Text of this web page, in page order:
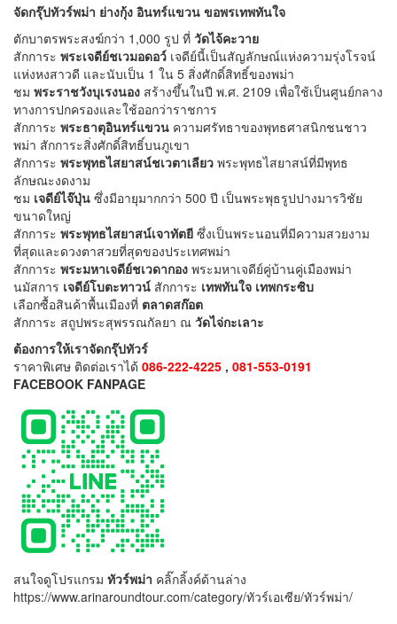
จัดกรุ๊ปทัวร์พม่า ย่างกุ้ง อินทร์แขวน ขอพรเทพทันใจ
ตักบาตรพระสงฆ์กว่า 1,000 รูป ที่ วัดไจ้คะวาย
สักการะ พระเจดีย์ชเวมอดอว์ เจดีย์นี้เป็นสัญลักษณ์แห่งความรุ่งโรจน์
แห่งหงสาวดี และนับเป็น 1 ใน 5 สิ่งศักดิ์สิทธิ์ของพม่า
ชม พระราชวังบุเรงนอง สร้างขึ้นในปี พ.ศ. 2109 เพื่อใช้เป็นศูนย์กลาง
ทางการปกครองและใช้ออกว่าราชการ
สักการะ พระธาตุอินทร์แขวน ความศรัทธาของพุทธศาสนิกชนชาว
พม่า สักการะสิ่งศักดิ์สิทธิ์บนภูเขา
สักการะ พระพุทธไสยาสน์ชเวตาเลียว พระพุทธไสยาสน์ที่มีพุทธ
ลักษณะงดงาม
ชม เจดีย์ไจ๊ปุ่น ซึ่งมีอายุมากกว่า 500 ปี เป็นพระพุธรูปปางมารวิชัย
ขนาดใหญ่
สักการะ พระพุทธไสยาสน์เจาทัตยี ซึ่งเป็นพระนอนที่มีความสวยงาม
ที่สุดและดวงตาสวยที่สุดของประเทศพม่า
สักการะ พระมหาเจดีย์ชเวดากอง พระมหาเจดีย์คู่บ้านคู่เมืองพม่า
นมัสการ เจดีย์โบตะทาวน์ สักการะ เทพทันใจ เทพกระซิบ
เลือกซื้อสินค้าพื้นเมืองที่ ตลาดสก๊อต
สักการะ สถูปพระสุพรรณกัลยา ณ วัดไจ่กะเลาะ
ต้องการให้เราจัดกรุ๊ปทัวร์
ราคาพิเศษ ติดต่อเราได้ 086-222-4225 , 081-553-0191
FACEBOOK FANPAGE
สนใจดูโปรแกรม ทัวร์พม่า คลิ๊กลิ้งค์ด้านล่าง
https://www.arinaroundtour.com/category/ทัวร์เอเซีย/ทัวร์พม่า/